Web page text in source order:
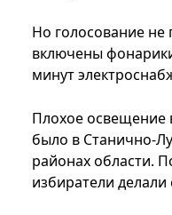
Но голосование
включены
минут
Плохое освещение
было в Станично-
районах области.
избиратели